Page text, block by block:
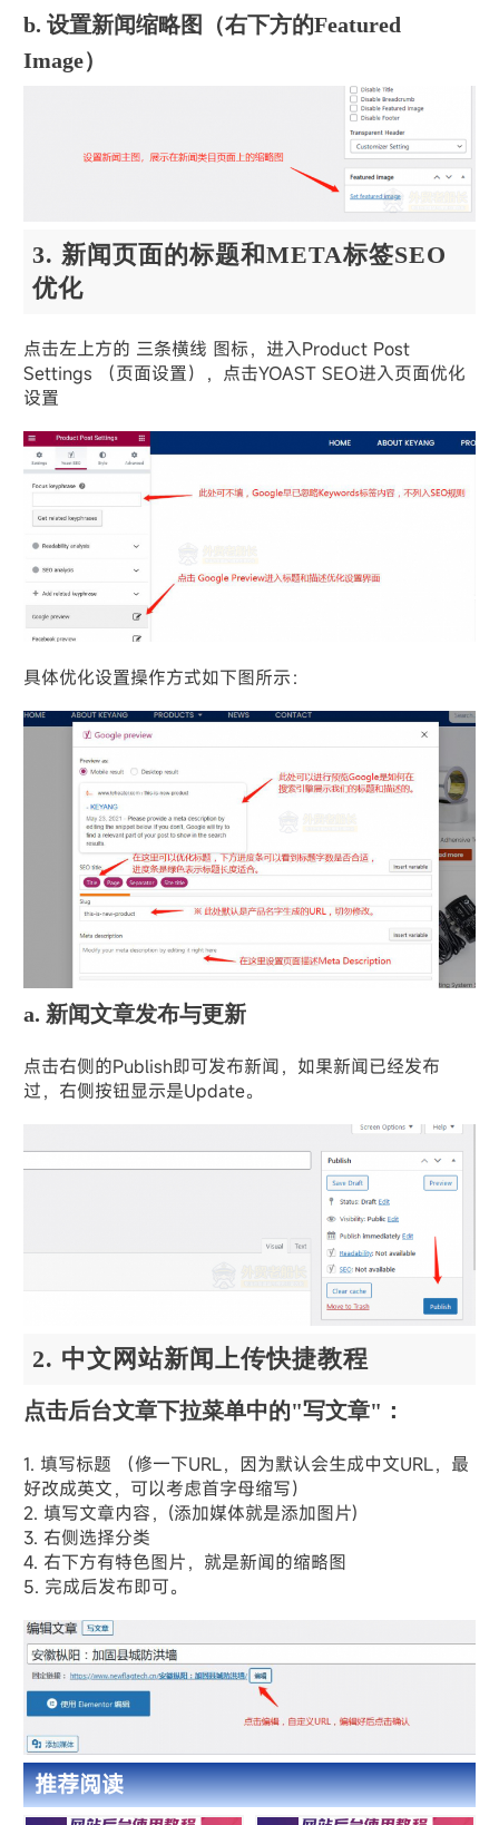
b. 设置新闻缩略图（右下方的Featured
Image）
3. 新闻页面的标题和META标签SEO
优化
点击左上方的 三条横线 图标，进入Product Post
Settings （页面设置），点击YOAST SEO进入页面优化
设置
具体优化设置操作方式如下图所示：
a. 新闻文章发布与更新
点击右侧的Publish即可发布新闻，如果新闻已经发布
过，右侧按钮显示是Update。
2. 中文网站新闻上传快捷教程
点击后台文章下拉菜单中的"写文章"：
1. 填写标题 （修一下URL，因为默认会生成中文URL，最
好改成英文，可以考虑首字母缩写）
2. 填写文章内容，(添加媒体就是添加图片)
3. 右侧选择分类
4. 右下方有特色图片，就是新闻的缩略图
5. 完成后发布即可。
推荐阅读